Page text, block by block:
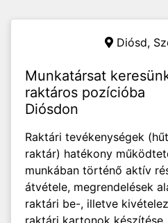
Diósd,
Munkatársat
raktáros pozícióba
Diósdon
Raktári tevékenységek
raktár) hatékony
munkában történő aktív
átvétele, megrendelések
raktári be-, illetve
raktári kartonok